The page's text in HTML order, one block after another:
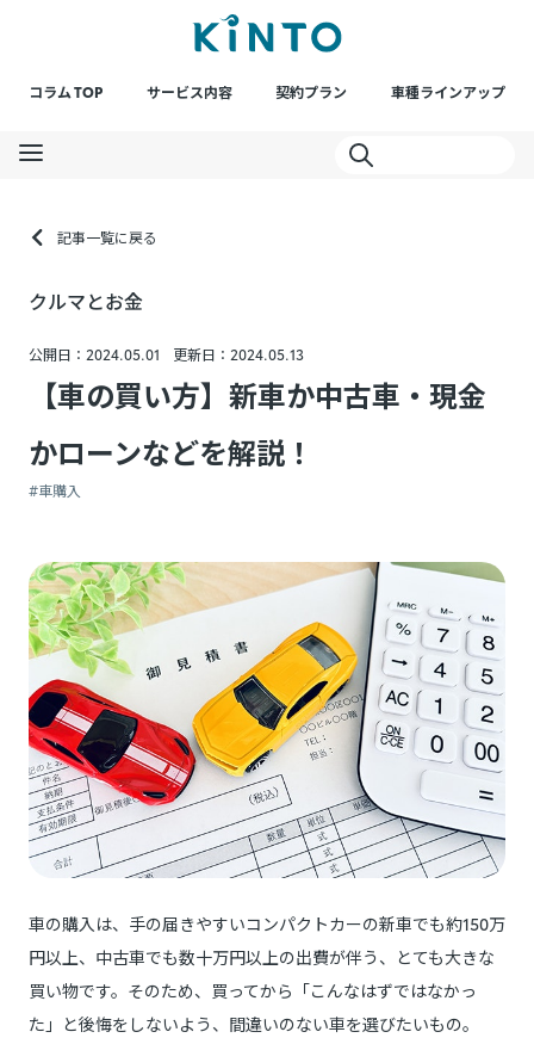
コラム TOP サービス内容 契約プラン 車種ラインアップ
記事一覧に戻る
クルマとお金
公開日：2024.05.01 更新日：2024.05.13
【車の買い方】新車か中古車・現金
かローンなどを解説！
#車購入
車の購入は、手の届きやすいコンパクトカーの新車でも約150万
円以上、中古車でも数十万円以上の出費が伴う、とても大きな
買い物です。そのため、買ってから「こんなはずではなかっ
た」と後悔をしないよう、間違いのない車を選びたいもの。